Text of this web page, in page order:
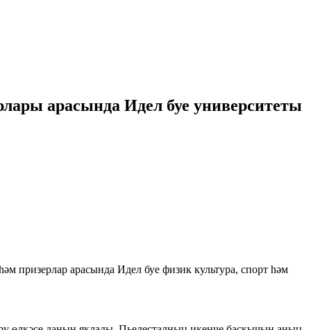
арасында Идел буе университеты
призерлар арасында Идел буе физик культура, спорт һәм